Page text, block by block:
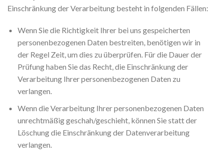
Einschränkung der Verarbeitung besteht in folgenden Fällen:
Wenn Sie die Richtigkeit Ihrer bei uns gespeicherten
personenbezogenen Daten bestreiten, benötigen wir in
der Regel Zeit, um dies zu überprüfen. Für die Dauer der
Prüfung haben Sie das Recht, die Einschränkung der
Verarbeitung Ihrer personenbezogenen Daten zu
verlangen.
Wenn die Verarbeitung Ihrer personenbezogenen Daten
unrechtmäßig geschah/geschieht, können Sie statt der
Löschung die Einschränkung der Datenverarbeitung
verlangen.